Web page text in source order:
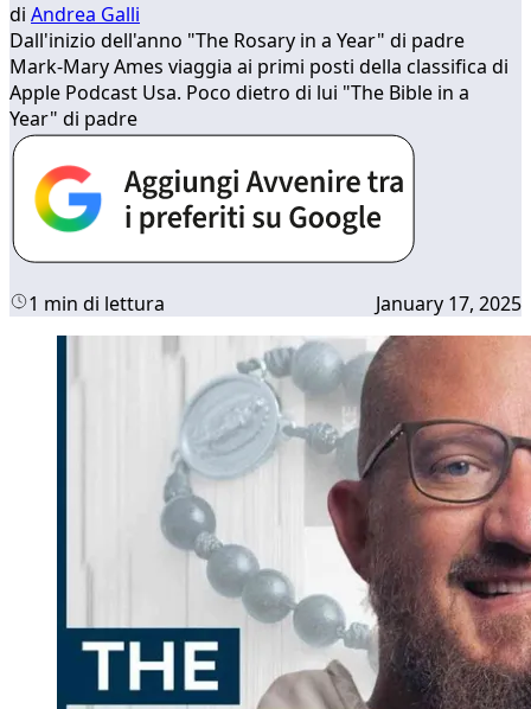
di Andrea Galli
Dall'inizio dell'anno "The Rosary in a Year" di padre
Mark-Mary Ames viaggia ai primi posti della classifica di
Apple Podcast Usa. Poco dietro di lui "The Bible in a
Year" di padre
1 min di lettura January 17, 2025